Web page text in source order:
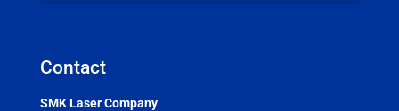
Contact
SMK Laser Company